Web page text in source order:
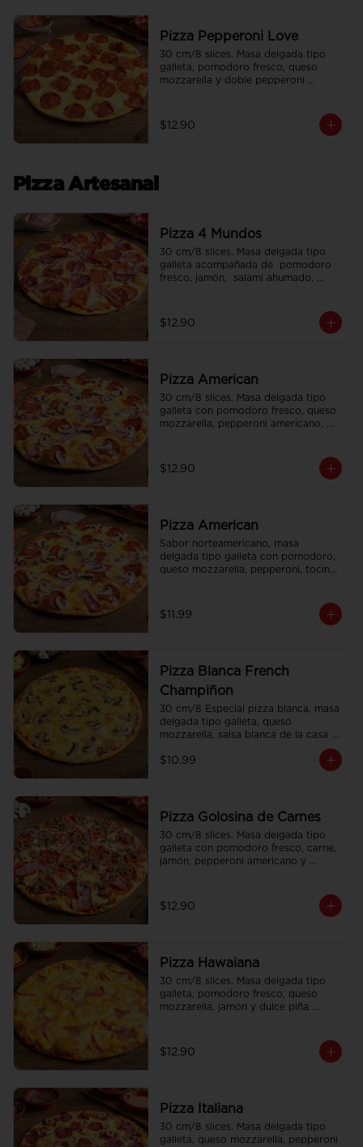
Pizza Pepperoni Love
30 cm/8 slices. Masa delgada tipo
galleta, pomodoro fresco, queso
mozzarella y doble pepperoni
$12.90
Pizza Artesanal
Pizza 4 Mundos
30 cm/8 slices. Masa delgada tipo
galleta acompañada de  pomodoro
fresco, jamón,  salami ahumado,
$12.90
Pizza American
30 cm/8 slices. Masa delgada tipo
galleta con pomodoro fresco, queso
mozzarella, pepperoni americano,
$12.90
Pizza American
Sabor norteamericano, masa
delgada tipo galleta con pomodoro,
queso mozzarella, pepperoni, tocino
$11.99
Pizza Blanca French
Champiñon
30 cm/8 Especial pizza blanca, masa
delgada tipo galleta, queso
mozzarella, salsa blanca de la casa
$10.99
Pizza Golosina de Carnes
30 cm/8 slices. Masa delgada tipo
galleta con pomodoro fresco, carne,
jamón, pepperoni americano y
$12.90
Pizza Hawaiana
30 cm/8 slices. Masa delgada tipo
galleta, pomodoro fresco, queso
mozzarella, jamón y dulce piña
$12.90
Pizza Italiana
30 cm/8 slices. Masa delgada tipo
galleta, queso mozzarella, pepperoni